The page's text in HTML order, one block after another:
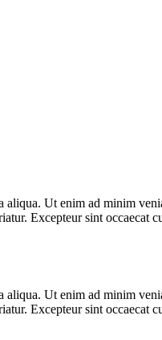
Ut enim ad minim
Excepteur sint
Ut enim ad minim
Excepteur sint